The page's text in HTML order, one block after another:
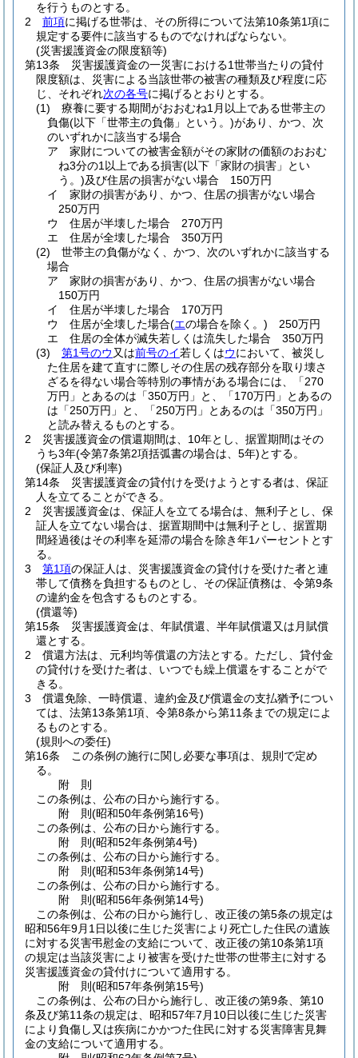
を行うものとする。
2
前項に掲げる世帯は、その所得について法第10条第1項に
規定する要件に該当するものでなければならない。
(災害援護資金の限度額等)
第13条
災害援護資金の一災害における1世帯当たりの貸付
限度額は、災害による当該世帯の被害の種類及び程度に応
じ、それぞれ次の各号に掲げるとおりとする。
(1)
療養に要する期間がおおむね1月以上である世帯主の
負傷(以下「世帯主の負傷」という。)があり、かつ、次
のいずれかに該当する場合
ア
家財についての被害金額がその家財の価額のおおむ
ね3分の1以上である損害(以下「家財の損害」とい
う。)及び住居の損害がない場合 150万円
イ
家財の損害があり、かつ、住居の損害がない場合
250万円
ウ
住居が半壊した場合 270万円
エ
住居が全壊した場合 350万円
(2)
世帯主の負傷がなく、かつ、次のいずれかに該当する
場合
ア
家財の損害があり、かつ、住居の損害がない場合
150万円
イ
住居が半壊した場合 170万円
ウ
住居が全壊した場合(エの場合を除く。) 250万円
エ
住居の全体が滅失若しくは流失した場合 350万円
(3)
第1号のウ 又は前号のイ若しくはウにおいて、被災し
た住居を建て直すに際しその住居の残存部分を取り壊さ
ざるを得ない場合等特別の事情がある場合には、「270
万円」とあるのは「350万円」と、「170万円」とあるの
は「250万円」と、「250万円」とあるのは「350万円」
と読み替えるものとする。
2
災害援護資金の償還期間は、10年とし、据置期間はその
うち3年(令第7条第2項括弧書の場合は、5年)とする。
(保証人及び利率)
第14条
災害援護資金の貸付けを受けようとする者は、保証
人を立てることができる。
2
災害援護資金は、保証人を立てる場合は、無利子とし、保
証人を立てない場合は、据置期間中は無利子とし、据置期
間経過後はその利率を延滞の場合を除き年1パーセントとす
る。
3
第1項の保証人は、災害援護資金の貸付けを受けた者と連
帯して債務を負担するものとし、その保証債務は、令第9条
の違約金を包含するものとする。
(償還等)
第15条
災害援護資金は、年賦償還、半年賦償還又は月賦償
還とする。
2
償還方法は、元利均等償還の方法とする。 ただし、貸付金
の貸付けを受けた者は、いつでも繰上償還をすることがで
きる。
3
償還免除、一時償還、違約金及び償還金の支払猶予につい
ては、法第13条第1項、令第8条から第11条までの規定によ
るものとする。
(規則への委任)
第16条
この条例の施行に関し必要な事項は、規則で定め
る。
附 則
この条例は、公布の日から施行する。
附 則(昭和50年条例第16号)
この条例は、公布の日から施行する。
附 則(昭和52年条例第4号)
この条例は、公布の日から施行する。
附 則(昭和53年条例第14号)
この条例は、公布の日から施行する。
附 則(昭和56年条例第14号)
この条例は、公布の日から施行し、改正後の第5条の規定は
昭和56年9月1日以後に生じた災害により死亡した住民の遺族
に対する災害弔慰金の支給について、改正後の第10条第1項
の規定は当該災害により被害を受けた世帯の世帯主に対する
災害援護資金の貸付けについて適用する。
附 則(昭和57年条例第15号)
この条例は、公布の日から施行し、改正後の第9条、第10
条及び第11条の規定は、昭和57年7月10日以後に生じた災害
により負傷し又は疾病にかかつた住民に対する災害障害見舞
金の支給について適用する。